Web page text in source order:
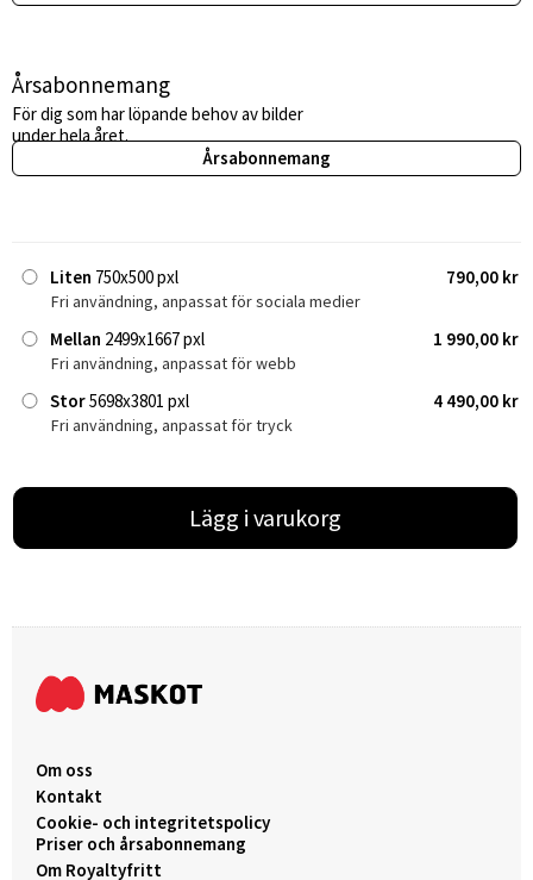
Årsabonnemang
För dig som har löpande behov av bilder
under hela året.
Årsabonnemang
Liten 750x500 pxl 790,00 kr
Fri användning, anpassat för sociala medier
Mellan 2499x1667 pxl 1 990,00 kr
Fri användning, anpassat för webb
Stor5698x3801 pxl 4 490,00 kr
Fri användning, anpassat för tryck
Lägg i varukorg
Om oss
Kontakt
Cookie- och integritetspolicy
Priser och årsabonnemang
Om Royaltyfritt